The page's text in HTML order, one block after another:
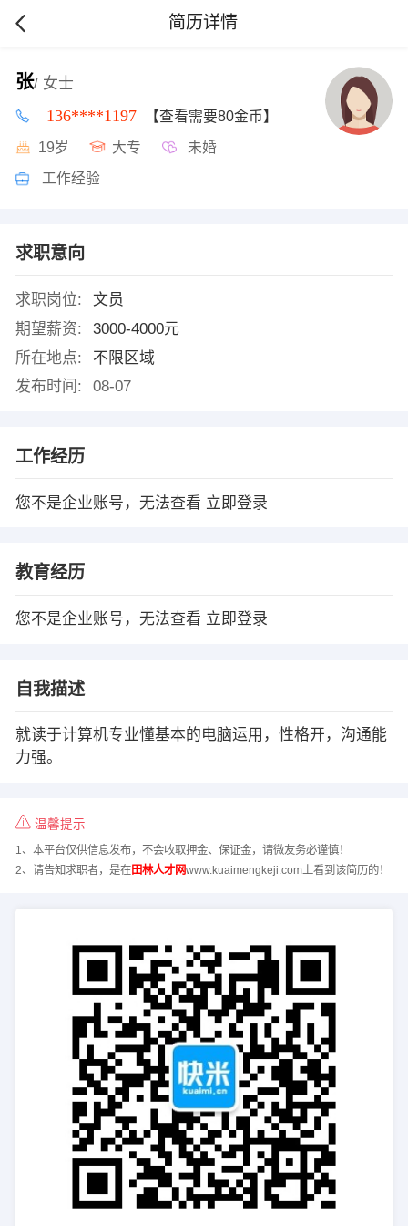
简历详情
张/ 女士
136****1197 【查看需要80金币】
19岁 大专 未婚
工作经验
求职意向
求职岗位:
文员
期望薪资:
3000-4000元
所在地点:
不限区域
发布时间:
08-07
工作经历
您不是企业账号，无法查看 立即登录
教育经历
您不是企业账号，无法查看 立即登录
自我描述
就读于计算机专业懂基本的电脑运用，性格开，沟通能
力强。
温馨提示
1、本平台仅供信息发布，不会收取押金、保证金，请微友务必谨慎！
2、请告知求职者，是在田林人才网www.kuaimengkeji.com上看到该简历的！